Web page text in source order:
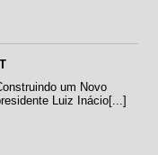
um Novo
Luiz Inácio[...]